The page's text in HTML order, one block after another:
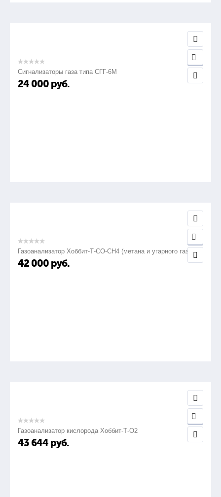
Сигнализаторы газа типа СГГ-6М
24 000 руб.
Газоанализатор Хоббит-Т-СО-СН4 (метана и угарного газа)
42 000 руб.
Газоанализатор кислорода Хоббит-Т-О2
43 644 руб.